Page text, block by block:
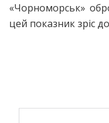
«Чорноморськ»
цей показник зріс